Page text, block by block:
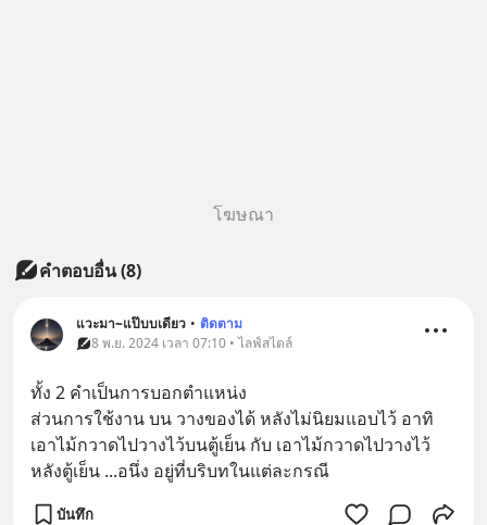
โฆษณา
คำตอบอื่น(8)
แวะมา~แป๊บบเดียว • ติดตาม
8 พ.ย. 2024 เวลา 07:10 • ไลฟ์สไตล์
ทั้ง 2 คำเป็นการบอกตำแหน่ง
ส่วนการใช้งาน บน วางของได้ หลังไม่นิยมแอบไว้ อาทิ
เอาไม้กวาดไปวางไว้บนตู้เย็น กับ เอาไม้กวาดไปวางไว้
หลังตู้เย็น ...อนึ่ง อยู่ที่บริบทในแต่ละกรณี
บันทึก